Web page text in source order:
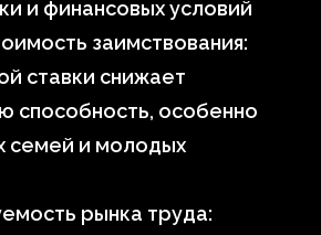
и финансовых условий
заимствования:
ставки снижает
способность, особенно
семей и молодых
рынка труда: